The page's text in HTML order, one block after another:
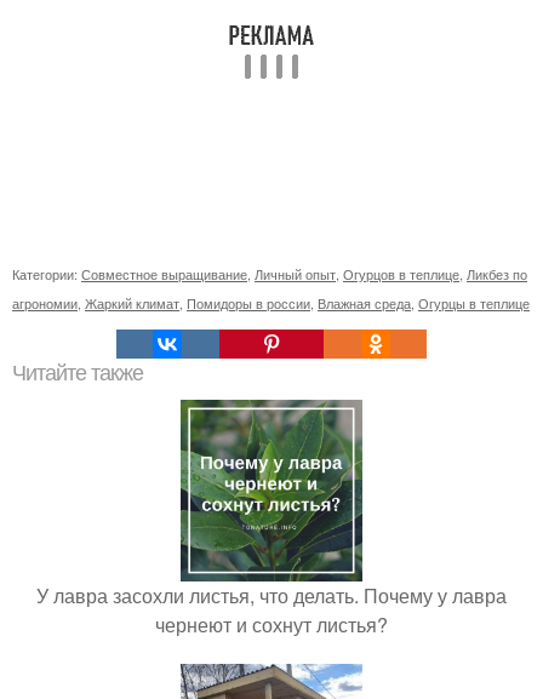
Категории: Совместное выращивание Личный опыт Огурцов в теплице Ликбез по
агрономии Жаркий климат Помидоры в россии Влажная среда Огурцы в теплице
Читайте также
У лавра засохли листья, что делать. Почему у лавра
чернеют и сохнут листья?